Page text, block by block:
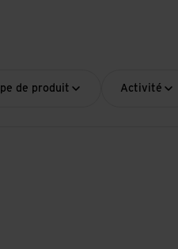
de produit Activité